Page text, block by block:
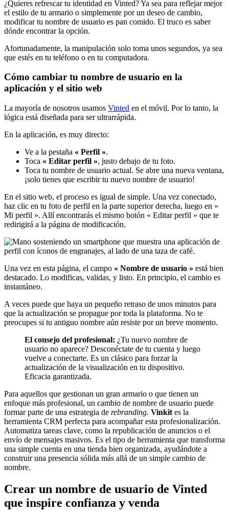
¿Quieres refrescar tu identidad en Vinted? Ya sea para reflejar mejor
el estilo de tu armario o simplemente por un deseo de cambio,
modificar tu nombre de usuario es pan comido. El truco es saber
dónde encontrar la opción.
Afortunadamente, la manipulación solo toma unos segundos, ya sea
que estés en tu teléfono o en tu computadora.
Cómo cambiar tu nombre de usuario en la
aplicación y el sitio web
La mayoría de nosotros usamos Vinted en el móvil. Por lo tanto, la
lógica está diseñada para ser ultrarrápida.
En la aplicación, es muy directo:
Ve a la pestaña « Perfil ».
Toca « Editar perfil », justo debajo de tu foto.
Toca tu nombre de usuario actual. Se abre una nueva ventana,
¡solo tienes que escribir tu nuevo nombre de usuario!
En el sitio web, el proceso es igual de simple. Una vez conectado,
haz clic en tu foto de perfil en la parte superior derecha, luego en «
Mi perfil ». Allí encontrarás el mismo botón « Editar perfil » que te
redirigirá a la página de modificación.
Una vez en esta página, el campo « Nombre de usuario » está bien
destacado. Lo modificas, validas, y listo. En principio, el cambio es
instantáneo.
A veces puede que haya un pequeño retraso de unos minutos para
que la actualización se propague por toda la plataforma. No te
preocupes si tu antiguo nombre aún resiste por un breve momento.
El consejo del profesional: ¿Tu nuevo nombre de
usuario no aparece? Desconéctate de tu cuenta y luego
vuelve a conectarte. Es un clásico para forzar la
actualización de la visualización en tu dispositivo.
Eficacia garantizada.
Para aquellos que gestionan un gran armario o que tienen un
enfoque más profesional, un cambio de nombre de usuario puede
formar parte de una estrategia de rebranding. Vinkit es la
herramienta CRM perfecta para acompañar esta profesionalización.
Automatiza tareas clave, como la republicación de anuncios o el
envío de mensajes masivos. Es el tipo de herramienta que transforma
una simple cuenta en una tienda bien organizada, ayudándote a
construir una presencia sólida más allá de un simple cambio de
nombre.
Crear un nombre de usuario de Vinted
que inspire confianza y venda